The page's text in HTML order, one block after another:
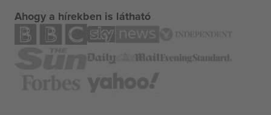
Ahogy a hírekben is látható